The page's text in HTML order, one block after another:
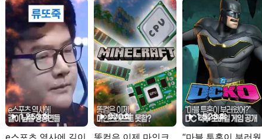
1,253회 970회 1,528회